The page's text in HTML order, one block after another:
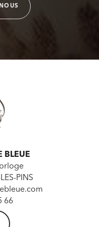
BLEUE
PINS
66